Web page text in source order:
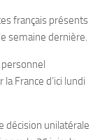
français présents
semaine dernière.
France d’ici lundi
décision unilatérale